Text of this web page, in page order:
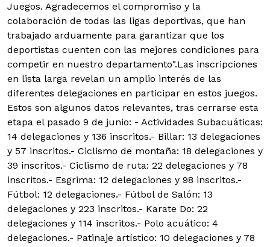
Juegos. Agradecemos el compromiso y la
colaboración de todas las ligas deportivas, que han
trabajado arduamente para garantizar que los
deportistas cuenten con las mejores condiciones para
competir en nuestro departamento".Las inscripciones
en lista larga revelan un amplio interés de las
diferentes delegaciones en participar en estos juegos.
Estos son algunos datos relevantes, tras cerrarse esta
etapa el pasado 9 de junio: - Actividades Subacuáticas:
14 delegaciones y 136 inscritos.- Billar: 13 delegaciones
y 57 inscritos.- Ciclismo de montaña: 18 delegaciones y
39 inscritos.- Ciclismo de ruta: 22 delegaciones y 78
inscritos.- Esgrima: 12 delegaciones y 98 inscritos.-
Fútbol: 12 delegaciones.- Fútbol de Salón: 13
delegaciones y 223 inscritos.- Karate Do: 22
delegaciones y 114 inscritos.- Polo acuático: 4
delegaciones.- Patinaje artístico: 10 delegaciones y 78